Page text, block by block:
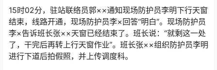
15时02分，驻站联络员郭××通知现场防护员李明下行天窗
结束，线路开通，现场防护员李×回答“明白”。现场防护员
李×告诉班长张××天窗已经结束了。班长说：“就剩这一处
了，干完后再转上行天窗作业”。班长张××组织防护员李明
进行下道后拍假照，并上传调度科。󠅅󠅃󠄵󠅂󠄪󠇖󠆨󠆨󠇕󠆞󠆒󠅬󠇘󠆭󠆘󠇙󠆝󠅵󠇗󠆭󠆁󠄐󠇗󠅹󠅸󠇖󠆍󠅳󠇖󠅹󠅰󠇖󠆌󠅹